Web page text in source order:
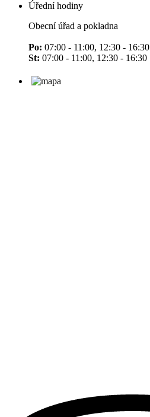
Úřední hodiny
Obecní úřad a pokladna
Po: 07:00 - 11:00, 12:30 - 16:30
St: 07:00 - 11:00, 12:30 - 16:30